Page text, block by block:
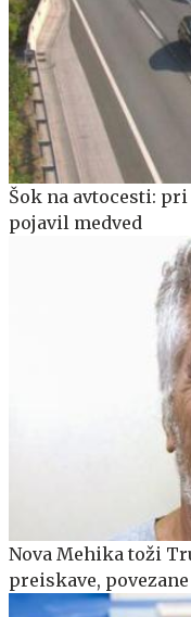
Šok na avtocesti:
pojavil medved
Nova Mehika toži
preiskave,